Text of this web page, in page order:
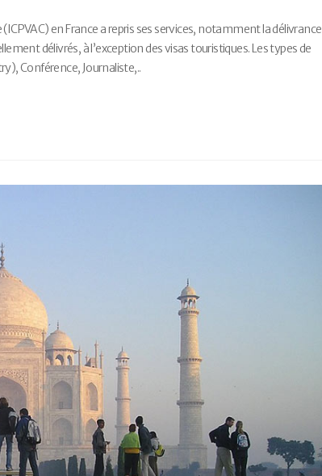
en France a repris ses services, notamment la délivrance
délivrés, à l’exception des visas touristiques. Les types de
Conférence, Journaliste,..